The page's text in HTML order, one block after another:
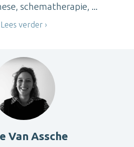
schematherapie, ...
Lees verder
Van Assche